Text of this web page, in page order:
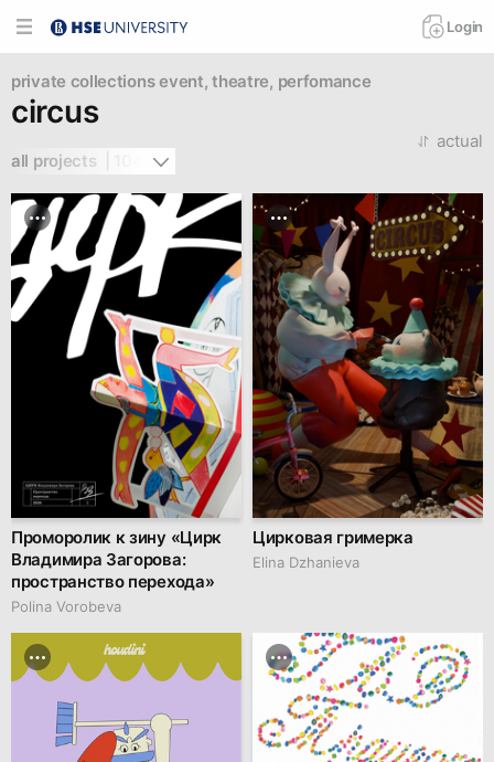
Login
private collections event, theatre, perfomance
circus
all projects  | 104
actual
Проморолик к зину «Цирк
Владимира Загорова:
пространство перехода»
Polina Vorobeva
Цирковая гримерка
Elina Dzhanieva